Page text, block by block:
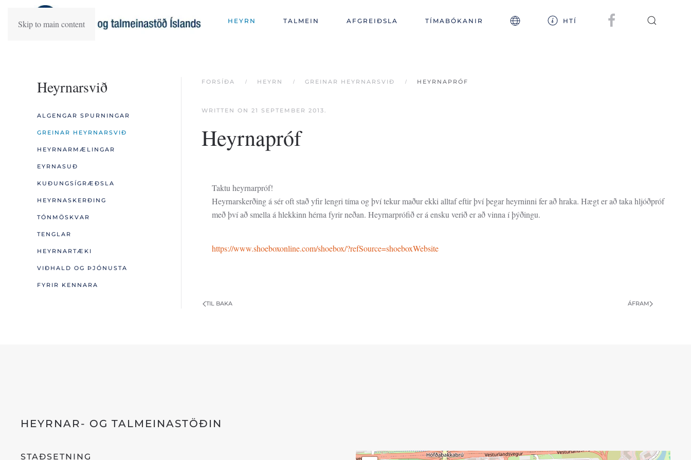
Skip to main content HEYRN TALMEIN AFGREIÐSLA TÍMABÓKANIR HTÍ
FORSÍÐA HEYRN GREINAR HEYRNARSVIÐ HEYRNAPRÓF
WRITTEN ON 21 SEPTEMBER 2013.
Heyrnapróf
Taktu heyrnarpróf!
Heyrnarskerðing á sér oft stað yfir lengri tíma og því tekur maður ekki alltaf eftir því þegar heyrninni fer að hraka. Hægt er að taka hljóðpróf
með því að smella á hlekkinn hérna fyrir neðan. Heyrnarprófið er á ensku verið er að vinna í þýðingu.
https://www.shoeboxonline.com/shoebox/?refSource=shoeboxWebsite
TIL BAKA ÁFRAM
Heyrnarsvið
ALGENGAR SPURNINGAR
GREINAR HEYRNARSVIÐ
HEYRNARMÆLINGAR
EYRNASUÐ
KUÐUNGSÍGRÆÐSLA
HEYRNASKERÐING
TÓNMÖSKVAR
TENGLAR
HEYRNARTÆKI
VIÐHALD OG ÞJÓNUSTA
FYRIR KENNARA
HEYRNAR- OG TALMEINASTÖÐIN
STAÐSETNING